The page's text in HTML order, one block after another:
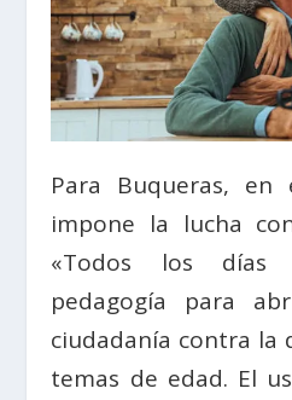
Para Buqueras, en
impone la lucha
«Todos los días
pedagogía para
ciudadanía contra la
temas de edad. El